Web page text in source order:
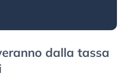
dalla tassa